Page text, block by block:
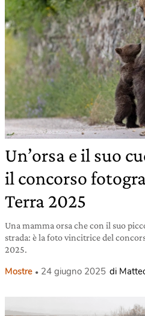
Un’orsa e il suo
il concorso
Terra 2025
Una mamma orsa che con il suo
strada: è la foto vincitrice del
2025.
Mostre 24 giugno 2025 di